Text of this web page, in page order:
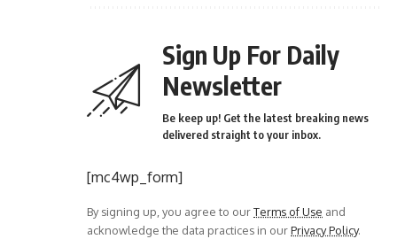
Sign Up For Daily
Newsletter
Be keep up! Get the latest breaking news
delivered straight to your inbox.
[mc4wp_form]
By signing up, you agree to ourTerms of Use and
acknowledge the data practices in ourPrivacy Policy.